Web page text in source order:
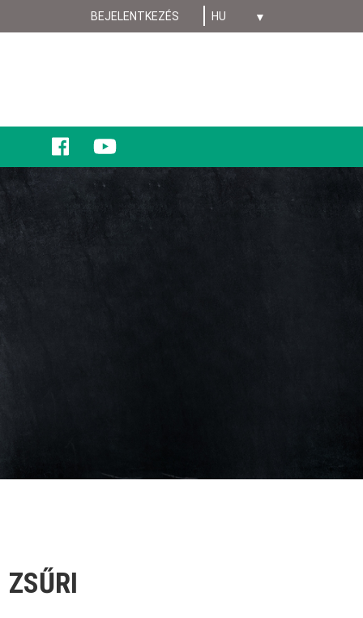
MENIU
ANONYMUS
BEJELENTKEZÉS
Select your language
Social
ZSŰRI